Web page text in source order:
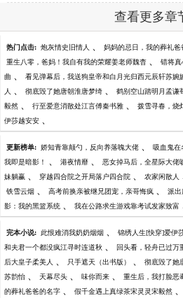
查看更多章
热门点击: 炮灰情史旧情人 、 妈妈的忌日，我的葬礼爸
重生八零，爸妈！我自有我的荣耀姜老师魏杳 、 错将真
曲 、 看见弹幕后，我送狗皇帝和白月光归西元辰轩苏婉
人 、 彻底毁了她唐朝淮唐梦绮 、 鹤别空山踏明月孟谦
毅然 、 行至爱意消散处江言傅秦书雅 、 拨雪寻春，烧
伊莎越安安 、
更新榜单: 娇知青靠颠勺，反向养落魄大佬 、 吸血鬼在
我即是暗影！ 、 港夜情靡 、 恶女掉马后，全星际大佬
妹躺赢 、 穿越四合院之开局落户四合院 、 农家闲散人
铁雪云烟 、 高考前换亲被继兄团宠，亲哥悔疯 、 派出
影：我的黑篮系统 、 我在公路求生游戏靠考试发家致富
完本小说: 此恨难消我奶奶烟烟 、 锦绣人生[快穿]爱伊
和夫君一个都没疯江寻时连道秋 、 回头看，轻舟已过万
后大皇子柔美人 、 只手遮天（出书版） 、 彻底毁了她
苏韵怡 、 天幕尽头 、 味你而来 、 重生后，我打脸恶
的葬礼爸爸的名字 、 假千金遇上真绿茶宋灵灵宋毅然 、